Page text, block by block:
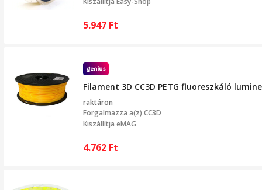
5.947 Ft
Filament 3D CC3D PETG fluoreszkáló
raktáron
Forgalmazza a(z) CC3D
Kiszállítja eMAG
4.762 Ft